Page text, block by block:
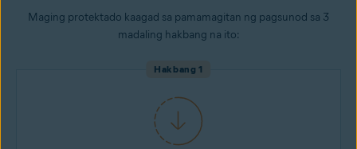
Maging protektado kaagad sa pamamagitan ng pagsunod sa 3
madaling hakbang na ito:
Hakbang 1